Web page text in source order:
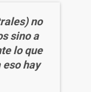
no
sino a
lo que
eso hay